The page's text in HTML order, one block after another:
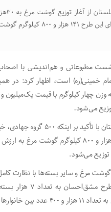
رییس
مطبوعاتی و هم‌اندیشی با اصحاب
خمینی(ره) است، اظهار کرد: در
می‌شود.
رییس ستاد اجرایی فرمان امام
گوشت مرغ و سایر بسته‌ها با نظارت